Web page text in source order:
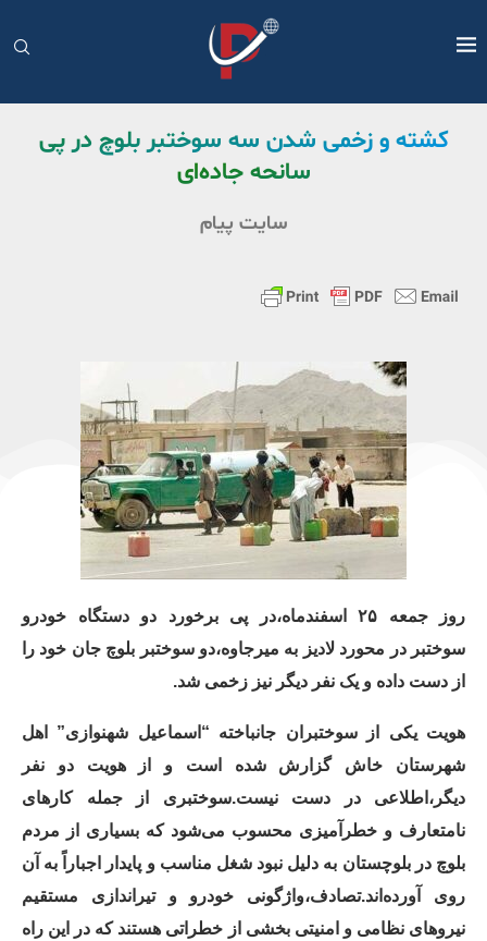
کشته و زخمی شدن سه سوختبر بلوچ در پی
سانحه جاده‌ای
سایت پیام
روز جمعه ۲۵ اسفندماه،در پی برخورد دو دستگاه خودرو
سوختبر در محورد لادیز به میرجاوه،دو سوختبر بلوچ جان خود را
از دست داده و یک نفر دیگر نیز زخمی شد.
هویت یکی از سوختبران جانباخته “اسماعیل شهنوازی” اهل
شهرستان خاش گزارش شده است و از هویت دو نفر
دیگر،اطلاعی در دست نیست.سوختبری از جمله کارهای
نامتعارف و خطرآمیزی محسوب می‌شود که بسیاری از مردم
بلوچ در بلوچستان به دلیل نبود شغل مناسب و پایدار اجباراً به آن
روی آوردەاند.تصادف،واژگونی خودرو و تیراندازی مستقیم
نیروهای نظامی و امنیتی بخشی از خطراتی هستند که در این راه